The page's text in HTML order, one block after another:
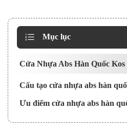
Mục lục
Cửa Nhựa Abs Hàn Quốc
Cấu tạo cửa nhựa abs hàn
Ưu điểm cửa nhựa abs hàn